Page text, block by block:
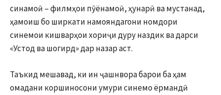
синамоӣ – филмҳои пӯёнамоӣ, ҳунарӣ ва мустанад,
ҳамоиш бо ширкати намояндагони номдори
синемои кишварҳои хориҷи дуру наздик ва дарси
«Устод ва шогирд» дар назар аст.
Таъкид мешавад, ки ин ҷашнвора барои ба ҳам
омадани коршиносони умури синемо ёрмандӣ